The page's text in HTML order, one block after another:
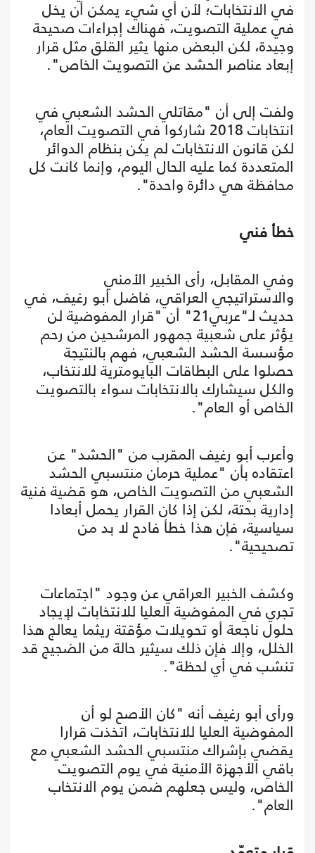
في الانتخابات؛ لأن أي شيء يمكن أن يخل
في عملية التصويت، فهناك إجراءات صحيحة
وجيدة، لكن البعض منها يثير القلق مثل قرار
إبعاد عناصر الحشد عن التصويت الخاص".
ولفت إلى أن "مقاتلي الحشد الشعبي في
انتخابات 2018 شاركوا في التصويت العام،
لكن قانون الانتخابات لم يكن بنظام الدوائر
المتعددة كما عليه الحال اليوم، وإنما كانت كل
محافظة هي دائرة واحدة".
خطأ فني
وفي المقابل، رأى الخبير الأمني
والاستراتيجي العراقي، فاضل أبو رغيف، في
حديث لـ"عربي21" أن "قرار المفوضية لن
يؤثر على شعبية جمهور المرشحين من رحم
مؤسسة الحشد الشعبي، فهم بالنتيجة
حصلوا على البطاقات البايومترية للانتخاب،
والكل سيشارك بالانتخابات سواء بالتصويت
الخاص أو العام".
وأعرب أبو رغيف المقرب من "الحشد" عن
اعتقاده بأن "عملية حرمان منتسبي الحشد
الشعبي من التصويت الخاص، هو قضية فنية
إدارية بحتة، لكن إذا كان القرار يحمل أبعادا
سياسية، فإن هذا خطأ فادح لا بد من
تصحيحية".
وكشف الخبير العراقي عن وجود "اجتماعات
تجري في المفوضية العليا للانتخابات لإيجاد
حلول ناجعة أو تحويلات مؤقتة ريثما يعالج هذا
الخلل، وإلا فإن ذلك سيثير حالة من الضجيج قد
تنشب في أي لحظة".
ورأى أبو رغيف أنه "كان الأصح لو أن
المفوضية العليا للانتخابات، اتخذت قرارا
يقضي بإشراك منتسبي الحشد الشعبي مع
باقي الأجهزة الأمنية في يوم التصويت
الخاص، وليس جعلهم ضمن يوم الانتخاب
العام".